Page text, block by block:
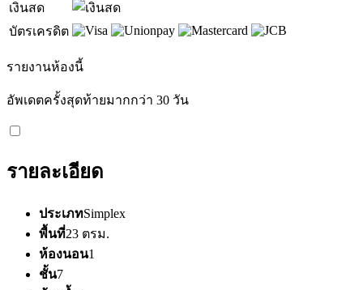
เงินสด
บัตรเครดิต
รายงานห้องนี้
อัพเดตครั้งสุดท้ายมากกว่า 30 วัน
รายละเอียด
ประเภทSimplex
พื้นที่23 ตรม.
ห้องนอน1
ชั้น7